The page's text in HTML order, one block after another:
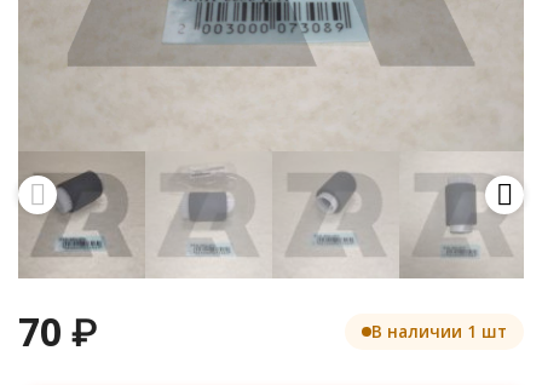
70 ₽ В наличии 1 шт